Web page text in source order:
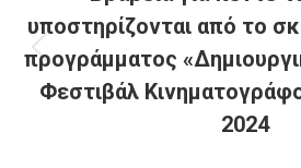
post:
υποστηρίζονται από το
προγράμματος
Φεστιβάλ
2024